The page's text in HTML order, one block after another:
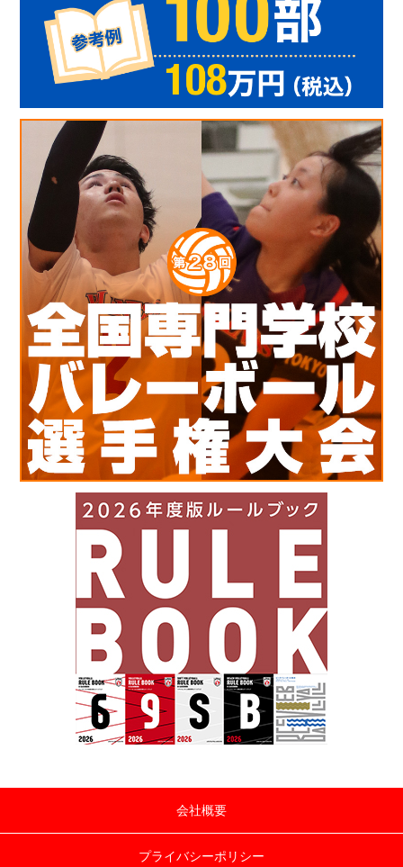
会社概要
プライバシーポリシー